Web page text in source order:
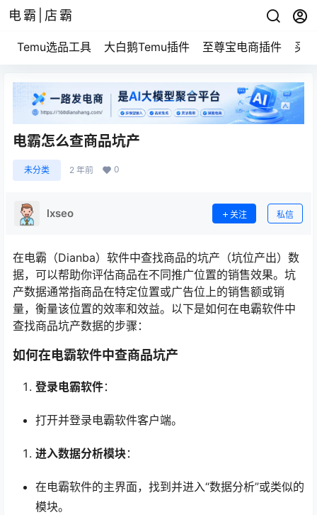
电霸|店霸
Temu选品工具 大白鹅Temu插件 至尊宝电商插件 买
电霸怎么查商品坑产
未分类 2 年前 0
lxseo 关注 私信
在电霸（Dianba）软件中查找商品的坑产（坑位产出）数
据，可以帮助你评估商品在不同推广位置的销售效果。坑
产数据通常指商品在特定位置或广告位上的销售额或销
量，衡量该位置的效率和效益。以下是如何在电霸软件中
查找商品坑产数据的步骤：
如何在电霸软件中查商品坑产
登录电霸软件：
打开并登录电霸软件客户端。
进入数据分析模块：
在电霸软件的主界面，找到并进入“数据分析”或类似的
模块。